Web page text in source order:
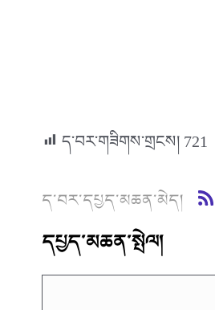
ད་བར་གཟིགས་གྲངས།721
ད་བར་དཔྱད་མཆན་མེད།
དཔྱད་མཆན་སྤེལ།